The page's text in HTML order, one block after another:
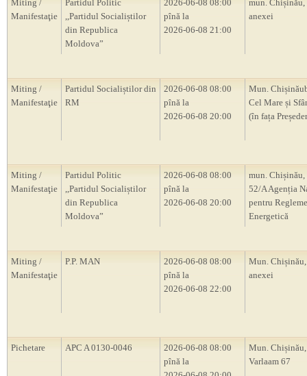
Miting /
Manifestaţie
Partidul Politic
,,Partidul Socialiștilor
din Republica
Moldova”
2026-06-08 08:00
pînă la
2026-06-08 21:00
mun.
anexei
Miting /
Manifestaţie
Partidul Socialiștilor din
RM
2026-06-08 08:00
pînă la
2026-06-08 20:00
Mun.
Cel Mare și
(în fața
Miting /
Manifestaţie
Partidul Politic
,,Partidul Socialiștilor
din Republica
Moldova”
2026-06-08 08:00
pînă la
2026-06-08 20:00
mun. Chișinău,
52/A Agenția
pentru
Energetică
Miting /
Manifestaţie
P.P. MAN
2026-06-08 08:00
pînă la
2026-06-08 22:00
Mun.
anexei
Pichetare APC A 0130-0046
2026-06-08 08:00
pînă la
Mun. Chișinău,
Varlaam 67